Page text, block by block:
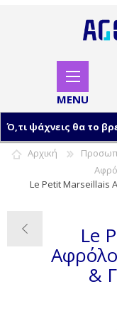
Αρχική
Le Petit Marseillais
Le
&